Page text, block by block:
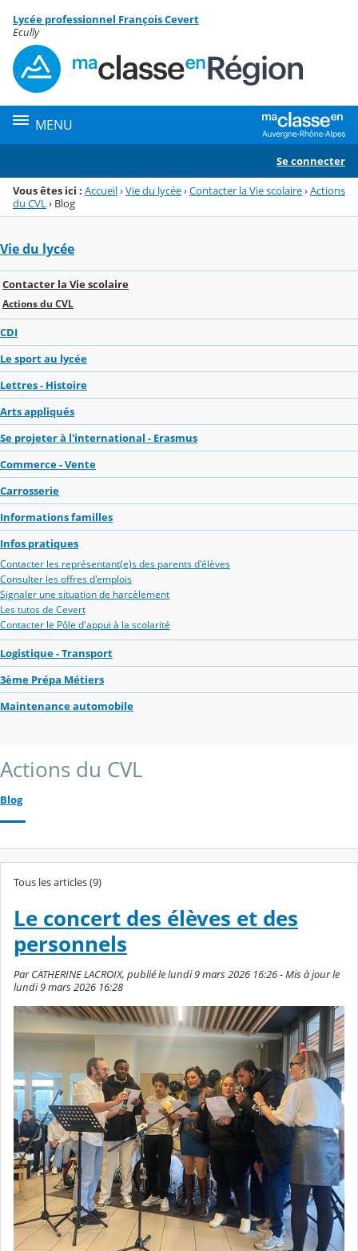
Menu de la rubrique
Contenu
Lycée professionnel François Cevert
Ecully
MENU
Se connecter
Vous êtes ici : Accueil›Vie du lycée›Contacter la Vie scolaire›Actions
du CVL › Blog
Vie du lycée
Contacter la Vie scolaire
Actions du CVL
CDI
Le sport au lycée
Lettres - Histoire
Arts appliqués
Se projeter à l'international - Erasmus
Commerce - Vente
Carrosserie
Informations familles
Infos pratiques
Contacter les représentant(e)s des parents d'élèves
Consulter les offres d'emplois
Signaler une situation de harcèlement
Les tutos de Cevert
Contacter le Pôle d'appui à la scolarité
Logistique - Transport
3ème Prépa Métiers
Maintenance automobile
Actions du CVL
Blog
Tous les articles (9)
Le concert des élèves et des
personnels
Par CATHERINE LACROIX, publié le lundi 9 mars 2026 16:26 - Mis à jour le
lundi 9 mars 2026 16:28